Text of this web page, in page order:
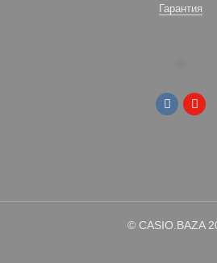
Гарантия
© CASIO.BAZA